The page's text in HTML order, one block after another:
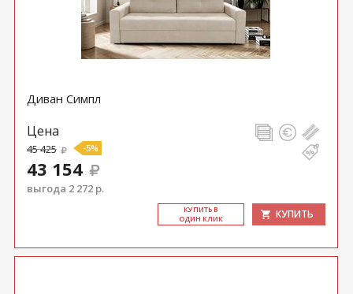
Диван Симпл
Цена
45 425 -5%
43 154
выгода 2 272 р.
КУ­ПИТЬ В
ОДИН КЛИК
КУПИТЬ